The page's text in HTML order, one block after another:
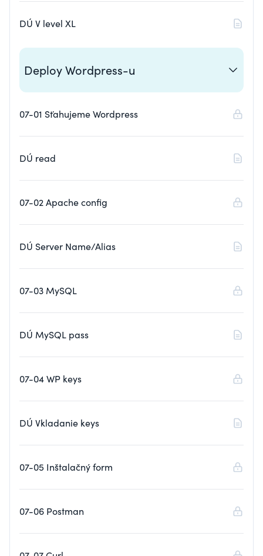
DÚ V level XL
Deploy Wordpress-u
07-01 Sťahujeme Wordpress
DÚ read
07-02 Apache config
DÚ Server Name/Alias
07-03 MySQL
DÚ MySQL pass
07-04 WP keys
DÚ Vkladanie keys
07-05 Inštalačný form
07-06 Postman